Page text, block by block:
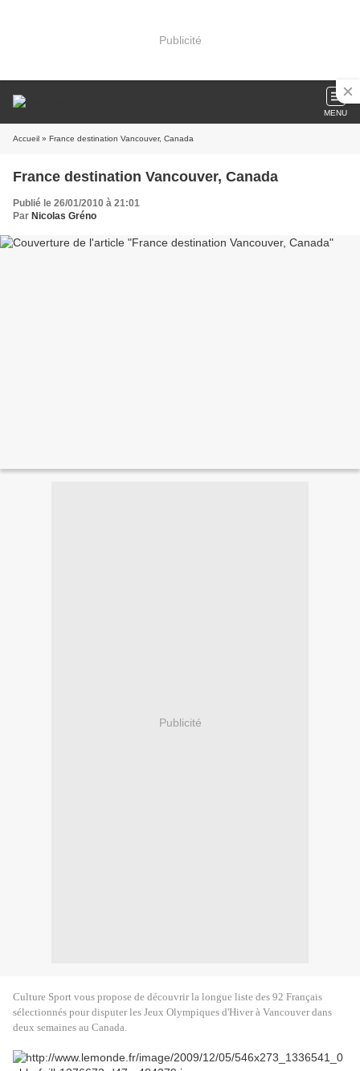
Publicité
MENU
Accueil » France destination Vancouver, Canada
France destination Vancouver, Canada
Publié le 26/01/2010 à 21:01
Par Nicolas Gréno
Publicité
Culture Sport vous propose de découvrir la longue liste des 92 Français
sélectionnés pour disputer les Jeux Olympiques d'Hiver à Vancouver dans
deux semaines au Canada.